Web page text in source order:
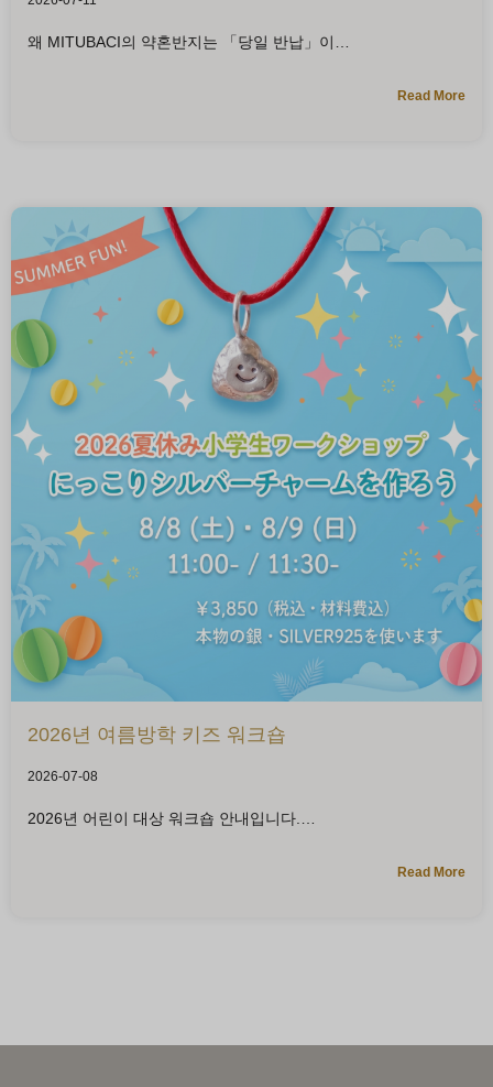
왜 MITUBACI의 약혼반지는 「당일 반납」이
Read More
2026년 여름방학 키즈 워크숍
2026-07-08
2026년 어린이 대상 워크숍 안내입니다.
Read More